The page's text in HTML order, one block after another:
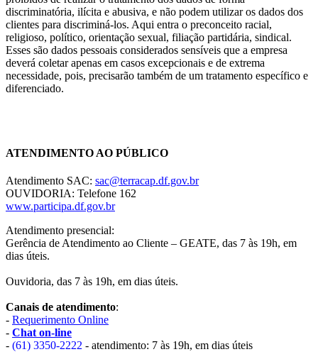
discriminatória, ilícita e abusiva, e não podem utilizar os dados dos
clientes para discriminá-los. Aqui entra o preconceito racial,
religioso, político, orientação sexual, filiação partidária, sindical.
Esses são dados pessoais considerados sensíveis que a empresa
deverá coletar apenas em casos excepcionais e de extrema
necessidade, pois, precisarão também de um tratamento específico e
diferenciado.
ATENDIMENTO AO PÚBLICO
Atendimento SAC: sac@terracap.df.gov.br
OUVIDORIA: Telefone 162
www.participa.df.gov.br
Atendimento presencial:
Gerência de Atendimento ao Cliente – GEATE, das 7 às 19h, em
dias úteis.
Ouvidoria, das 7 às 19h, em dias úteis.
Canais de atendimento:
- Requerimento Online
- Chat on-line
- (61) 3350-2222 - atendimento: 7 às 19h, em dias úteis